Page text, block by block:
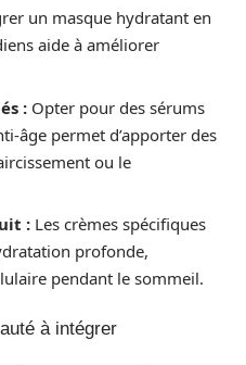
un masque hydratant en
aide à améliorer
: Opter pour des sérums
âge permet d’apporter des
ou le
: Les crèmes spécifiques
profonde,
pendant le sommeil.
à intégrer